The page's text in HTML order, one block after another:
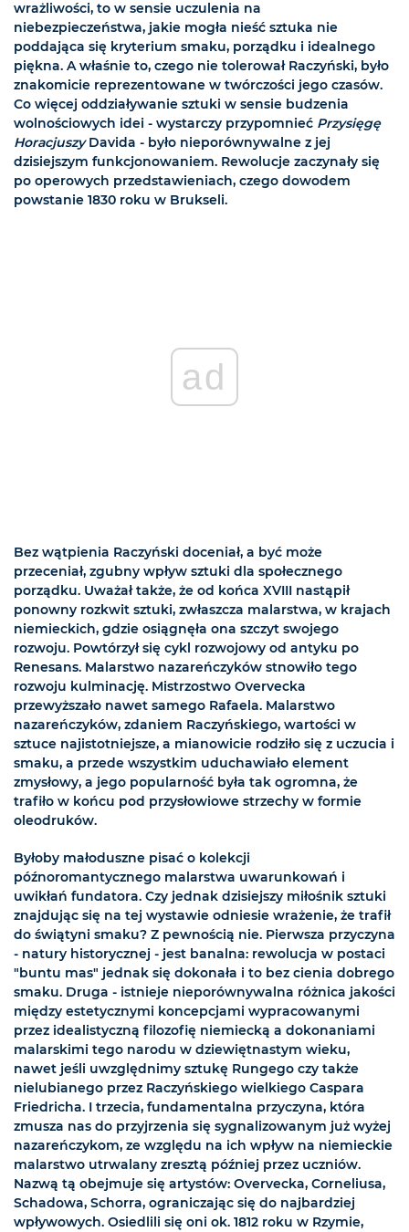
wrażliwości, to w sensie uczulenia na
niebezpieczeństwa, jakie mogła nieść sztuka nie
poddająca się kryterium smaku, porządku i idealnego
piękna. A właśnie to, czego nie tolerował Raczyński, było
znakomicie reprezentowane w twórczości jego czasów.
Co więcej oddziaływanie sztuki w sensie budzenia
wolnościowych idei - wystarczy przypomnieć Przysięgę
HoracjuszyDavida - było nieporównywalne z jej
dzisiejszym funkcjonowaniem. Rewolucje zaczynały się
po operowych przedstawieniach, czego dowodem
powstanie 1830 roku w Brukseli.
ad
Bez wątpienia Raczyński doceniał, a być może
przeceniał, zgubny wpływ sztuki dla społecznego
porządku. Uważał także, że od końca XVIII nastąpił
ponowny rozkwit sztuki, zwłaszcza malarstwa, w krajach
niemieckich, gdzie osiągnęła ona szczyt swojego
rozwoju. Powtórzył się cykl rozwojowy od antyku po
Renesans. Malarstwo nazareńczyków stnowiło tego
rozwoju kulminację. Mistrzostwo Overvecka
przewyższało nawet samego Rafaela. Malarstwo
nazareńczyków, zdaniem Raczyńskiego, wartości w
sztuce najistotniejsze, a mianowicie rodziło się z uczucia i
smaku, a przede wszystkim uduchawiało element
zmysłowy, a jego popularność była tak ogromna, że
trafiło w końcu pod przysłowiowe strzechy w formie
oleodruków.
Byłoby małoduszne pisać o kolekcji
późnoromantycznego malarstwa uwarunkowań i
uwikłań fundatora. Czy jednak dzisiejszy miłośnik sztuki
znajdując się na tej wystawie odniesie wrażenie, że trafił
do świątyni smaku? Z pewnością nie. Pierwsza przyczyna
- natury historycznej - jest banalna: rewolucja w postaci
"buntu mas" jednak się dokonała i to bez cienia dobrego
smaku. Druga - istnieje nieporównywalna różnica jakości
między estetycznymi koncepcjami wypracowanymi
przez idealistyczną filozofię niemiecką a dokonaniami
malarskimi tego narodu w dziewiętnastym wieku,
nawet jeśli uwzględnimy sztukę Rungego czy także
nielubianego przez Raczyńskiego wielkiego Caspara
Friedricha. I trzecia, fundamentalna przyczyna, która
zmusza nas do przyjrzenia się sygnalizowanym już wyżej
nazareńczykom, ze względu na ich wpływ na niemieckie
malarstwo utrwalany zresztą później przez uczniów.
Nazwą tą obejmuje się artystów: Overvecka, Corneliusa,
Schadowa, Schorra, ograniczając się do najbardziej
wpływowych. Osiedlili się oni ok. 1812 roku w Rzymie,